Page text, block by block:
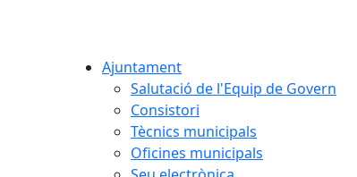
Ajuntament
Salutació de l'Equip de Govern
Consistori
Tècnics municipals
Oficines municipals